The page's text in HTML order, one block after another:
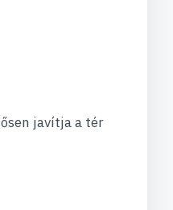
javítja a tér